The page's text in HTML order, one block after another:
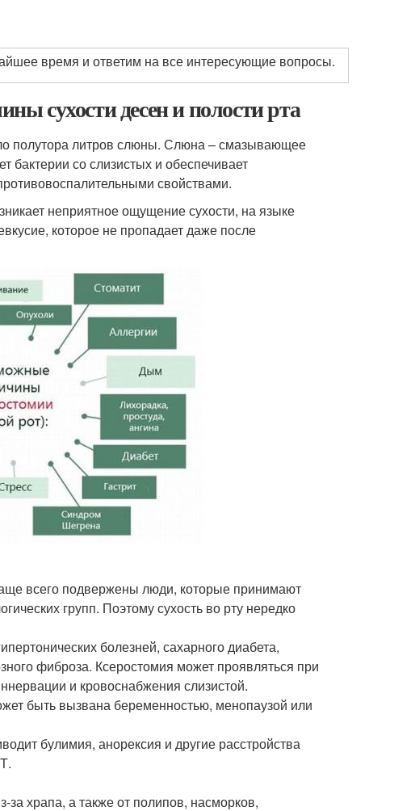
время и ответим на все интересующие вопросы.
сухости десен и полости рта
полутора литров слюны. Слюна – смазывающее
бактерии со слизистых и обеспечивает
свойствами.
неприятное ощущение сухости, на языке
которое не пропадает даже после
всего подвержены люди, которые принимают
групп. Поэтому сухость во рту нередко
болезней, сахарного диабета,
фиброза. Ксеростомия может проявляться при
и кровоснабжения слизистой.
быть вызвана беременностью, менопаузой или
булимия, анорексия и другие расстройства
храпа, а также от полипов, насморков,